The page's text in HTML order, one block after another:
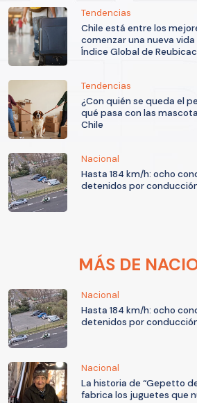
Tendencias
Chile está entre los
comenzar una nueva
Índice Global de
Tendencias
¿Con quién se queda el
qué pasa con las
Chile
Nacional
Hasta 184 km/h: ocho
detenidos por
MÁS DE
Nacional
Hasta 184 km/h: ocho
detenidos por
Nacional
La historia de “Gepetto
fabrica los juguetes que